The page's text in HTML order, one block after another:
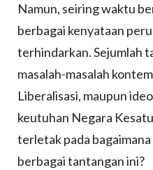
Namun, seiring waktu
berbagai kenyataan
terhindarkan. Sejumlah
masalah-masalah
Liberalisasi, maupun
keutuhan Negara
terletak pada
berbagai tantangan ini?